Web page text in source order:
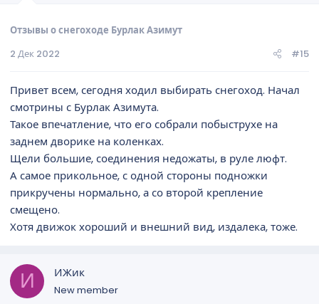
Отзывы о снегоходе Бурлак Азимут
2 Дек 2022
#15
Привет всем, сегодня ходил выбирать снегоход. Начал
смотрины с Бурлак Азимута.
Такое впечатление, что его собрали побыструхе на
заднем дворике на коленках.
Щели большие, соединения недожаты, в руле люфт.
А самое прикольное, с одной стороны подножки
прикручены нормально, а со второй крепление
смещено.
Хотя движок хороший и внешний вид, издалека, тоже.
И ИЖик
New member